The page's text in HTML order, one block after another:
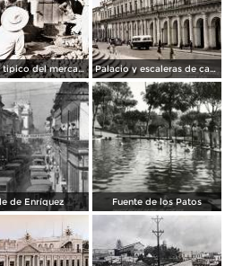
Aspecto tipico del mercado ( Circulada el 24 de Junio de 1940 ). Palacio y escaleras de catedral.
de Enríquez Fuente de los Patos